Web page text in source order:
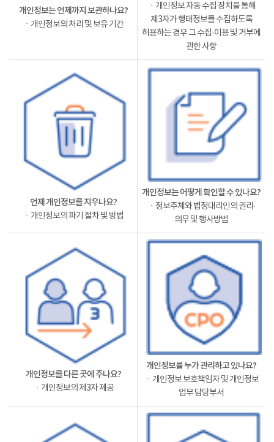
개인정보는 언제까지 보관하나요?
ㆍ개인정보의 처리 및 보유 기간
ㆍ개인정보 자동 수집 장치를 통해
제3자가 행태정보를 수집하도록
허용하는 경우 그 수집·이용 및 거부에
관한 사항
언제 개인정보를 지우나요?
ㆍ개인정보의 파기 절차 및 방법
개인정보는 어떻게 확인할 수 있나요?
ㆍ정보주체와 법정대리인의 권리·
의무 및 행사방법
개인정보를 다른 곳에 주나요?
ㆍ개인정보의 제3자 제공
개인정보를 누가 관리하고 있나요?
ㆍ개인정보 보호책임자 및 개인정보
업무 담당부서